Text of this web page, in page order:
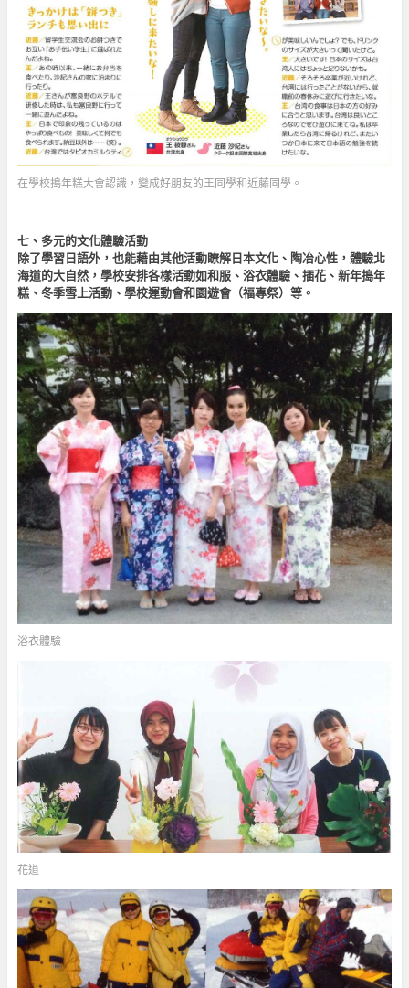
在學校搗年糕大會認識，變成好朋友的王同學和近藤同學。
七、多元的文化體驗活動
除了學習日語外，也能藉由其他活動瞭解日本文化、陶冶心性，體驗北
海道的大自然，學校安排各樣活動如和服、浴衣體驗、插花、新年搗年
糕、冬季雪上活動、學校運動會和園遊會（福專祭）等。
浴衣體驗
花道